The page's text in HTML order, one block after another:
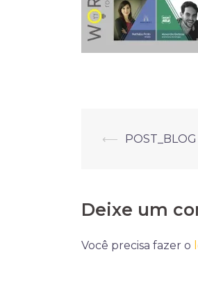
posts
⟵ POST_BLOG
Deixe um
Você precisa fazer o